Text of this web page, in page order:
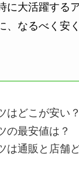
に大活躍する
、なるべく安
はどこが安い？
の最安値は？
は通販と店舗